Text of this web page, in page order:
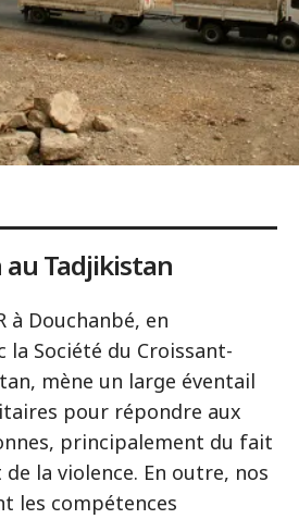
Tadjikistan
à Douchanbé, en
la Société du Croissant-
mène un large éventail
pour répondre aux
principalement du fait
la violence. En outre, nos
les compétences